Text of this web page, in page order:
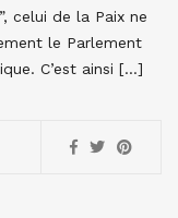
celui de la Paix ne
le Parlement
C’est ainsi […]